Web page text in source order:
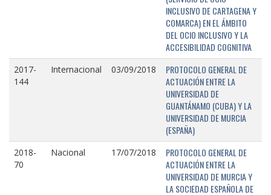
INCLUSIVO DE CARTAGENA Y
COMARCA) EN EL ÁMBITO
DEL OCIO INCLUSIVO Y LA
ACCESIBILIDAD COGNITIVA
2017-
144
Internacional 03/09/2018
PROTOCOLO GENERAL DE
ACTUACIÓN ENTRE LA
UNIVERSIDAD DE
GUANTÁNAMO (CUBA) Y LA
UNIVERSIDAD DE MURCIA
(ESPAÑA)
2018-
70
Nacional 17/07/2018
PROTOCOLO GENERAL DE
ACTUACIÓN ENTRE LA
UNIVERSIDAD DE MURCIA Y
LA SOCIEDAD ESPAÑOLA DE